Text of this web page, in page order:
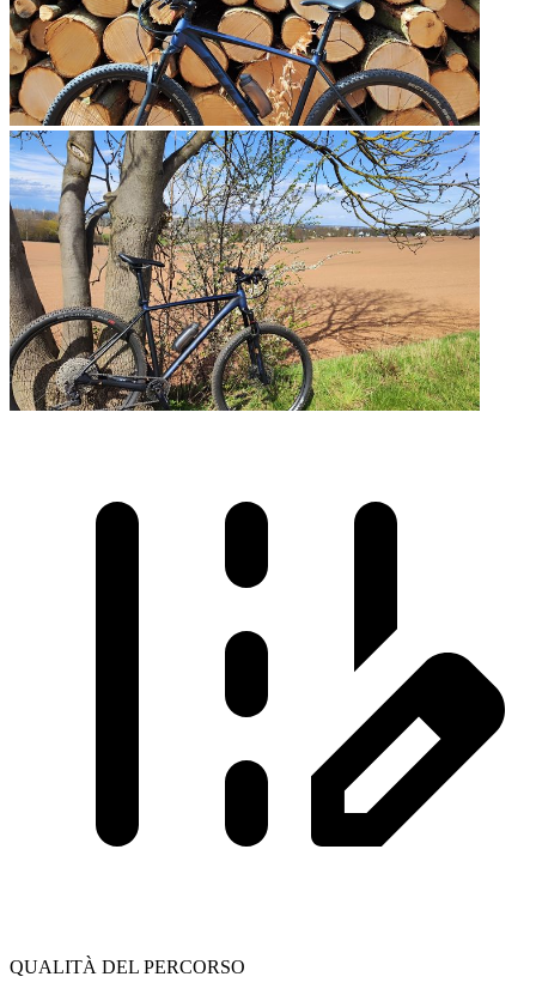
QUALITÀ DEL PERCORSO